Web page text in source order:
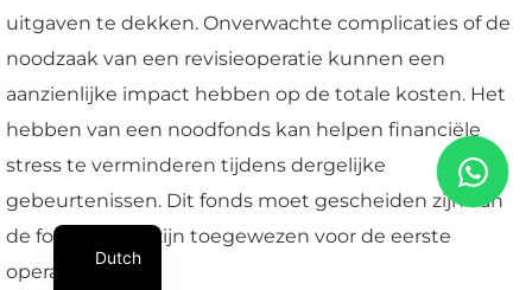
uitgaven te dekken. Onverwachte complicaties of de
noodzaak van een revisieoperatie kunnen een
aanzienlijke impact hebben op de totale kosten. Het
hebben van een noodfonds kan helpen financiële
stress te verminderen tijdens dergelijke
gebeurtenissen. Dit fonds moet gescheiden zijn van
de fondsen die zijn toegewezen voor de eerste
operatie.
Dutch